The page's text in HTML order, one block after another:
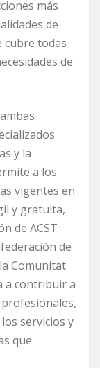
más
de
todas
de
y la
a los
vigentes en
y gratuita,
de ACST
de
Comunitat
a contribuir a
servicios y
que